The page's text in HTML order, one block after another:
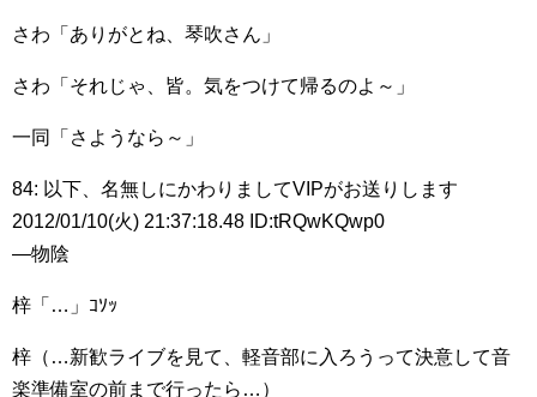
さわ「ありがとね、琴吹さん」
さわ「それじゃ、皆。気をつけて帰るのよ～」
一同「さようなら～」
84: 以下、名無しにかわりましてVIPがお送りします
2012/01/10(火) 21:37:18.48 ID:tRQwKQwp0
―物陰
梓「…」ｺｿｯ
梓（…新歓ライブを見て、軽音部に入ろうって決意して音
楽準備室の前まで行ったら…）